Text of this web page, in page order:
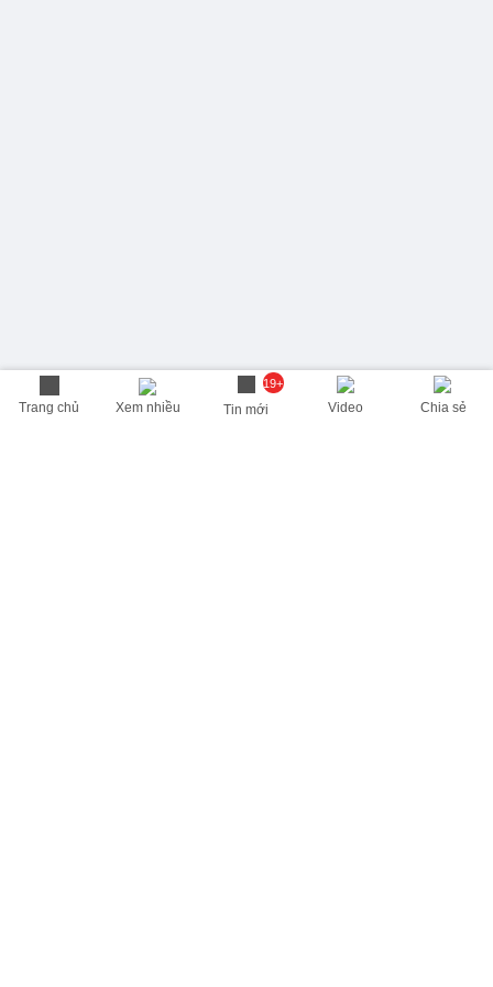
Trang chủ Xem nhiều
19+
Tin mới Video Chia sẻ